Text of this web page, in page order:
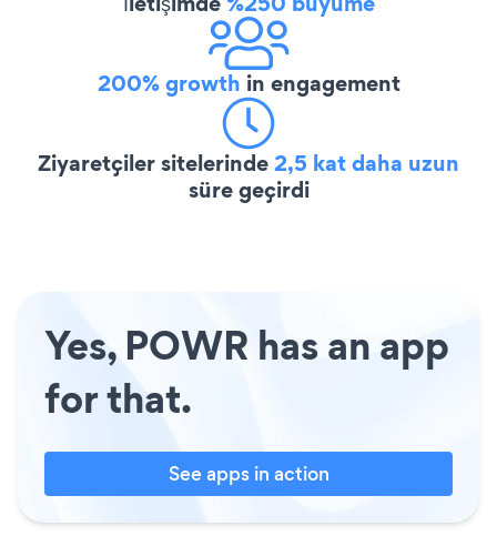
200% growth in engagement
Ziyaretçiler sitelerinde2,5 kat daha uzun
süre geçirdi
Yes, POWR has an app
for that.
See apps in action